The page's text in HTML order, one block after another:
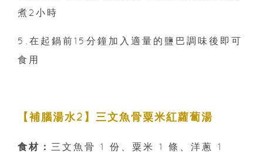
煮2小時
5.在起鍋前15分鐘加入適量的鹽巴調味後即可
食用
【補腦湯水2】三文魚骨粟米紅蘿蔔湯
食材： 三文魚骨 1 份、粟米 1 條、洋蔥 1